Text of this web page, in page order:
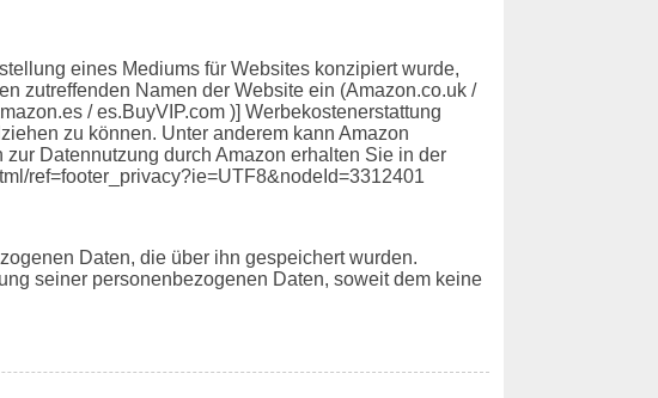
eines Mediums für Websites konzipiert wurde,
zutreffenden Namen der Website ein (Amazon.co.uk /
/ es.BuyVIP.com )] Werbekostenerstattung
zu können. Unter anderem kann Amazon
Datennutzung durch Amazon erhalten Sie in der
ref=footer_privacy?ie=UTF8&nodeId=3312401
Daten, die über ihn gespeichert wurden.
seiner personenbezogenen Daten, soweit dem keine